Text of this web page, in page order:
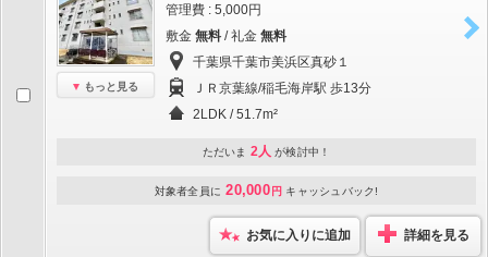
もっと見る
管理費 : 5,000円
敷金 無料 / 礼金 無料
千葉県千葉市美浜区真砂１
ＪＲ京葉線/稲毛海岸駅 歩13分
2LDK / 51.7m²
ただいま 2人 が検討中！
対象者全員に 20,000 円 キャッシュバック!
お気に入りに追加 詳細を見る